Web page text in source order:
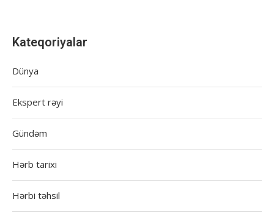
Kateqoriyalar
Dünya
Ekspert rəyi
Gündəm
Hərb tarixi
Hərbi təhsil